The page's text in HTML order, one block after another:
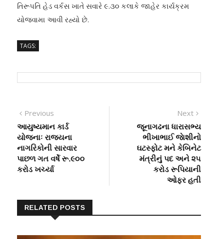
તિરૂપતિ હેડ વર્કસ ખાતે સવારે ૯.૩૦ કલાકે જાહેર કાર્યક્રમ
યોજવામા આવી રહ્યો છે.
TAGS:
Post
navigation
Previous
post:
આયુષ્યમાન કાર્ડ
યોજનાઃ રાજયના
નાગરિકોની સારવાર
પાછળ ગત વર્ષે રૂ.૯૦૦
કરોડ ખર્ચ્યા
Next
post:
જૂનાગઢના ધારાસભ્ય
ભીખાભાઈ જાેશીનો
ઘટસ્ફોટ મને કેબિનેટ
મંત્રીનું પદ અને ૨૫
કરોડ રૂપિયાની
ઓફર હતી
RELATED POSTS